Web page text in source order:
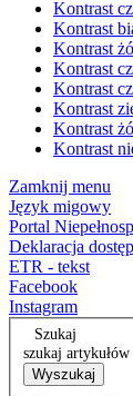
Kontrast
Kontrast
Kontrast
Kontrast
Kontrast
Kontrast
Kontrast
Kontrast
Zamknij menu
Język migowy
Portal
Deklaracja
ETR - tekst
Facebook
Instagram
Szukaj
szukaj
Wyszukaj